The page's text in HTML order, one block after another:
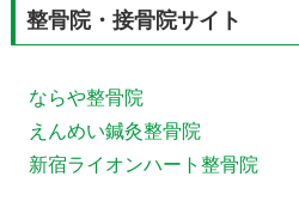
整骨院・接骨院サイト
ならや整骨院
えんめい鍼灸整骨院
新宿ライオンハート整骨院